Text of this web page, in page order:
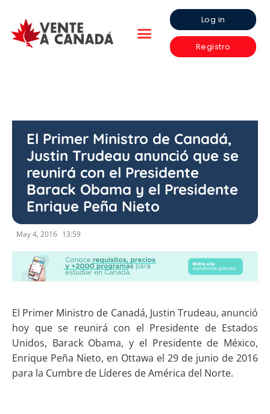
Log in
Registro
El Primer Ministro de Canadá,
Justin Trudeau anunció que se
reunirá con el Presidente
Barack Obama y el Presidente
Enrique Peña Nieto
May 4, 2016 13:59
El Primer Ministro de Canadá, Justin Trudeau, anunció
hoy que se reunirá con el Presidente de Estados
Unidos, Barack Obama, y el Presidente de México,
Enrique Peña Nieto, en Ottawa el 29 de junio de 2016
para la Cumbre de Líderes de América del Norte.